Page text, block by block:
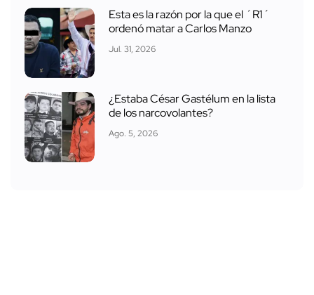
Esta es la razón por la que el ´R1´
ordenó matar a Carlos Manzo
Jul. 31, 2026
¿Estaba César Gastélum en la lista
de los narcovolantes?
Ago. 5, 2026